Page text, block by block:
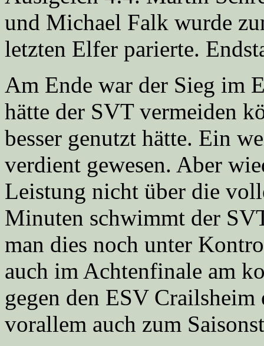
und Michael Falk wurde
letzten Elfer parierte.
Am Ende war der Sieg im
hätte der SVT vermeiden
besser genutzt hätte. Ein
verdient gewesen. Aber
Leistung nicht über die
Minuten schwimmt der
man dies noch unter
auch im Achtenfinale am
gegen den ESV
vorallem auch zum